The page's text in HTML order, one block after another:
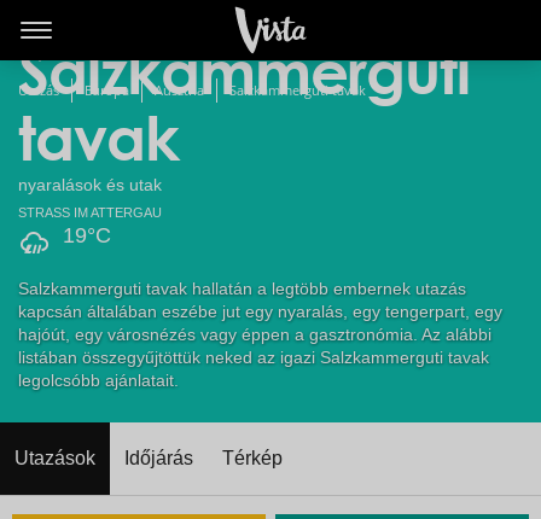
Utazás Európa Ausztria Salzkammerguti tavak
Legolcsóbb
Salzkammerguti
tavak
nyaralások és utak
19°C
STRASS IM ATTERGAU
Salzkammerguti tavak hallatán a legtöbb embernek utazás
kapcsán általában eszébe jut egy nyaralás, egy tengerpart, egy
hajóút, egy városnézés vagy éppen a gasztronómia. Az alábbi
listában összegyűjtöttük neked az igazi Salzkammerguti tavak
legolcsóbb ajánlatait.
Utazások Időjárás Térkép